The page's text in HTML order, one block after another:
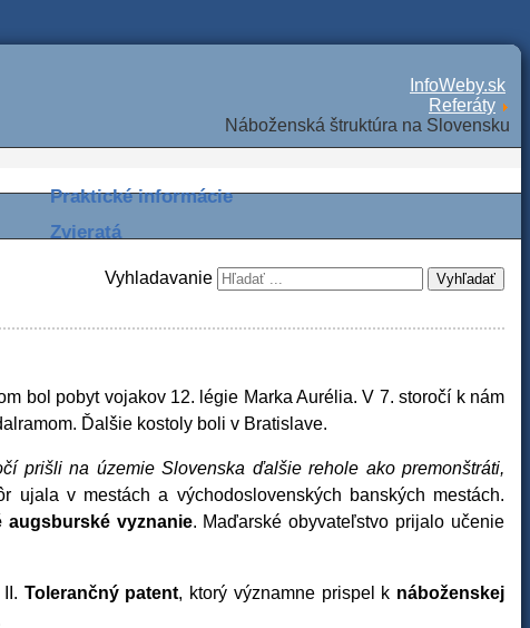
InfoWeby.sk
Referáty
Náboženská štruktúra na Slovensku
Praktické informácie
Zvieratá
Vyhladavanie Vyhľadať
bol pobyt vojakov 12. légie Marka Aurélia. V 7. storočí k nám
Ďalšie kostoly boli v Bratislave.
prišli na územie Slovenska ďalšie rehole ako premonštráti,
ujala v mestách a východoslovenských banských mestách.
augsburské vyznanie. Maďarské obyvateľstvo prijalo učenie
Tolerančný patent, ktorý významne prispel k náboženskej